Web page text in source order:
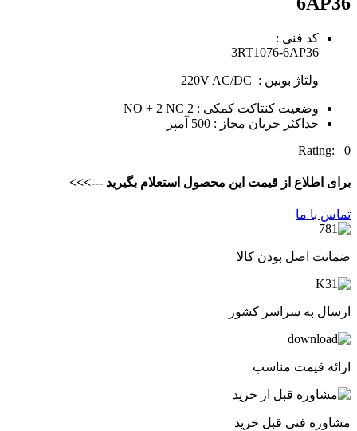
کد فنی :
3RT1076-6AP36
ولتاژ بوبین : 220V AC/DC
وضعیت کنتاکت کمکی : 2 NO + 2 NC
حداکثر جریان مجاز : 500 آمپر
Rating: 0
برای اطلاع از قیمت این محصول استعلام بگیرید --->>>
تماس با ما
ضمانت اصل بودن کالا
ارسال به سراسر کشور
ارائه قیمت مناسب
مشاوره فنی قبل خرید